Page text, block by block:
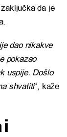
da je
dao nikakve
pokazao
uspije. Došlo
shvatiti“, kaže
i